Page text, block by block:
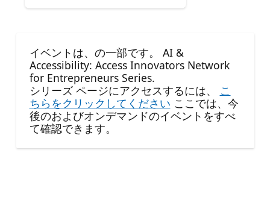
イベントは、の一部です。 AI &
Accessibility: Access Innovators Network
for Entrepreneurs Series.
シリーズ ページにアクセスするには、
こ
ちらをクリックしてください ここでは、今
後のおよびオンデマンドのイベントをすべ
て確認できます。